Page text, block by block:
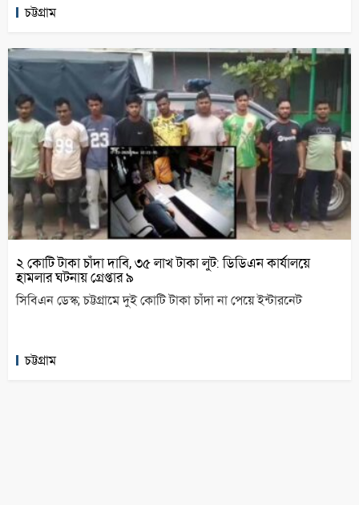
চট্টগ্রাম
২ কোটি টাকা চাঁদা দাবি, ৩৫ লাখ টাকা লুট: ডিডিএন কার্যালয়ে
হামলার ঘটনায় গ্রেপ্তার ৯
সিবিএন ডেস্ক; চট্টগ্রামে দুই কোটি টাকা চাঁদা না পেয়ে ইন্টারনেট
চট্টগ্রাম